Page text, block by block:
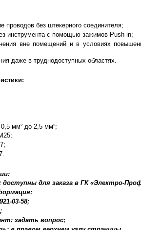
проводов без штекерного соединителя;
инструмента с помощью зажимов Push-in;
вне помещений и в условиях
даже в труднодоступных областях.
мм² до 2,5 мм²;
доступны для заказа в ГК «Электро-
03-58;
задать вопрос;